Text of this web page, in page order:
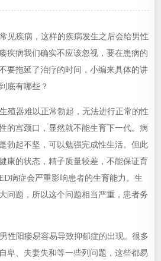
见疾病，这样的疾病发生之后会给男性
疾病我们确实不应该忽视，要在患病的
要拖延了治疗的时间，小编来具体的讲
底有哪些？
殖器难以正常勃起，无法进行正常的性
的宫颈口，显然就不能生育下一代。病
勃起不坚，可以勉强完成性生活。但此
康的状态，精子质量较差，不能保证育
病症会严重影响患者的生育能力。生
问题，所以这个问题相当严重，患者务
性阳痿易容易导致抑郁症的出现。很多
卑、夫妻失和等一些列问题，这些都易